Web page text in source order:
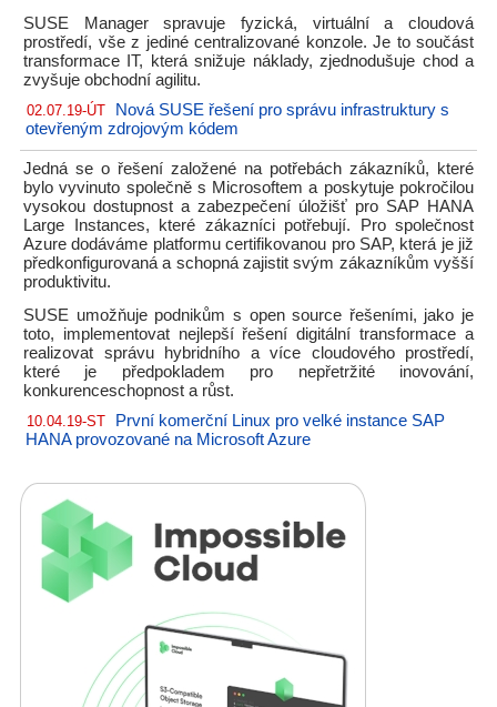
SUSE Manager spravuje fyzická, virtuální a cloudová
prostředí, vše z jediné centralizované konzole. Je to součást
transformace IT, která snižuje náklady, zjednodušuje chod a
zvyšuje obchodní agilitu.
02.07.19-ÚT
Nová SUSE řešení pro správu infrastruktury s
otevřeným zdrojovým kódem
Jedná se o řešení založené na potřebách zákazníků, které
bylo vyvinuto společně s Microsoftem a poskytuje pokročilou
vysokou dostupnost a zabezpečení úložišť pro SAP HANA
Large Instances, které zákazníci potřebují. Pro společnost
Azure dodáváme platformu certifikovanou pro SAP, která je již
předkonfigurovaná a schopná zajistit svým zákazníkům vyšší
produktivitu.
SUSE umožňuje podnikům s open source řešeními, jako je
toto, implementovat nejlepší řešení digitální transformace a
realizovat správu hybridního a více cloudového prostředí,
které je předpokladem pro nepřetržité inovování,
konkurenceschopnost a růst.
10.04.19-ST
První komerční Linux pro velké instance SAP
HANA provozované na Microsoft Azure